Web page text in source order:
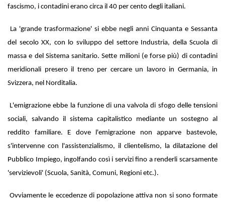
fascismo, i contadini erano circa il 40 per cento degli italiani.
La 'grande trasformazione' si ebbe negli anni Cinquanta e Sessanta
del secolo XX, con lo sviluppo del settore Industria, della Scuola di
massa e del Sistema sanitario. Sette milioni (e forse più) di contadini
meridionali presero il treno per cercare un lavoro in Germania, in
Svizzera, nel Norditalia.
L'emigrazione ebbe la funzione di una valvola di sfogo delle tensioni
sociali, salvando il sistema capitalistico mediante un sostegno al
reddito familiare. E dove l'emigrazione non apparve bastevole,
s'intervenne con l'assistenzialismo, il clientelismo, la dilatazione del
Pubblico Impiego, ingolfando così i servizi fino a renderli scarsamente
'servizievoli' (Scuola, Sanità, Comuni, Regioni etc.).
Ovviamente le eccedenze di popolazione attiva non si sono formate